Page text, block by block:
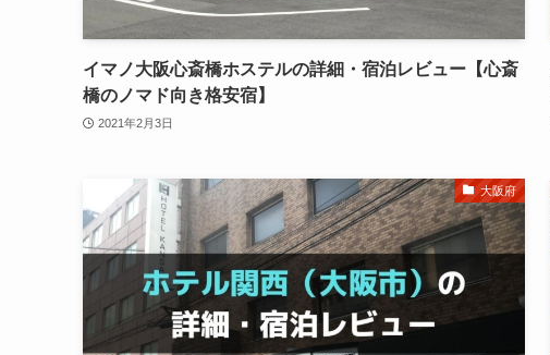
イマノ大阪心斎橋ホステルの詳細・宿泊レビュー【心斎
橋のノマド向き格安宿】
2021年2月3日
大阪府